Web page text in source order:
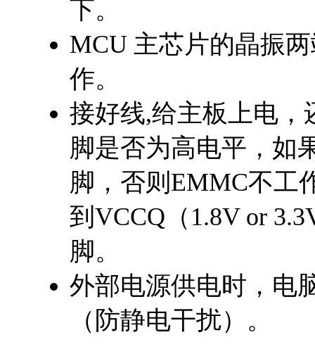
下。
MCU 主芯片的晶振
作。
接好线,给主板上电，
脚是否为高电平，如
脚，否则EMMC不工
到VCCQ（1.8V or
脚。
外部电源供电时，电
（防静电干扰）。